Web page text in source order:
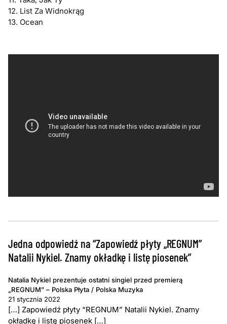
12. List Za Widnokrąg
13. Ocean
Jedna odpowiedź na “Zapowiedź płyty „REGNUM”
Natalii Nykiel. Znamy okładkę i listę piosenek”
Natalia Nykiel prezentuje ostatni singiel przed premierą
„REGNUM” – Polska Płyta / Polska Muzyka
21 stycznia 2022
[…] Zapowiedź płyty “REGNUM” Natalii Nykiel. Znamy
okładkę i listę piosenek […]